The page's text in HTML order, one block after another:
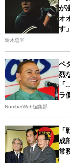
が
オ
す」
鈴木忠平
ペ
烈
ラ
NumberWeb編集部
成
常